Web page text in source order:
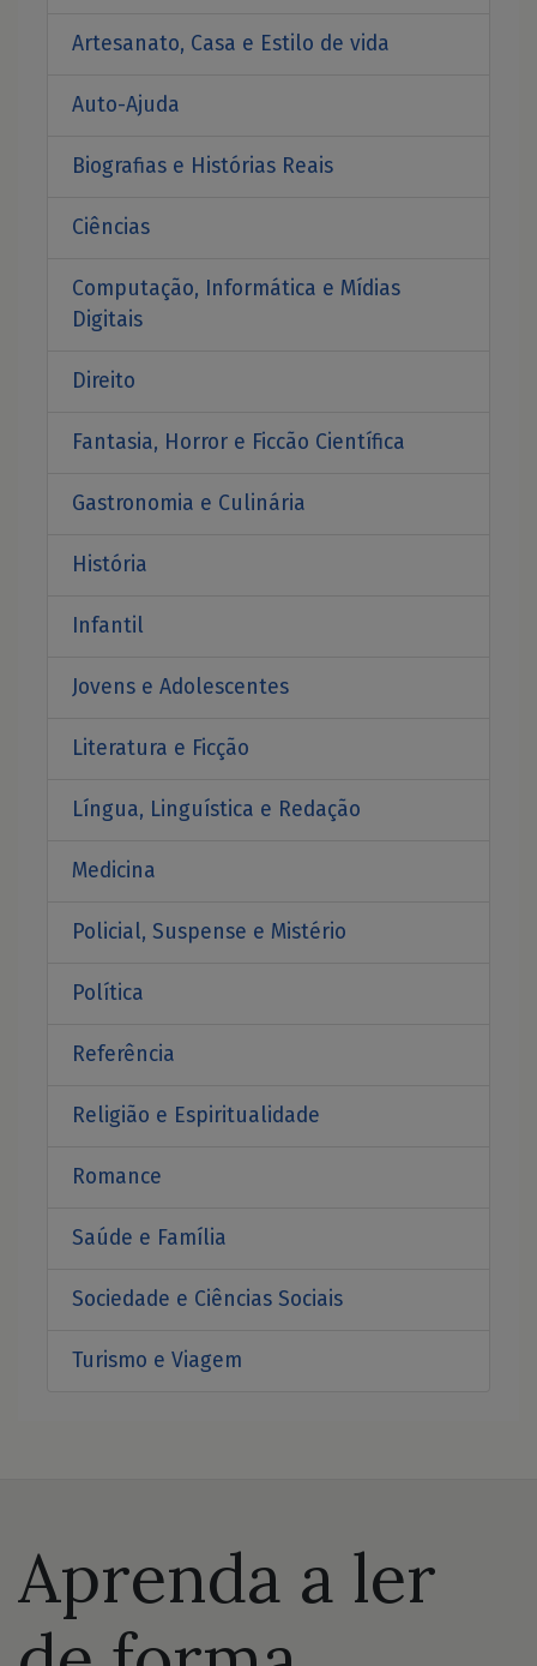
Artesanato, Casa e Estilo de vida
Auto-Ajuda
Biografias e Histórias Reais
Ciências
Computação, Informática e Mídias
Digitais
Direito
Fantasia, Horror e Ficcão Científica
Gastronomia e Culinária
História
Infantil
Jovens e Adolescentes
Literatura e Ficção
Língua, Linguística e Redação
Medicina
Policial, Suspense e Mistério
Política
Referência
Religião e Espiritualidade
Romance
Saúde e Família
Sociedade e Ciências Sociais
Turismo e Viagem
Aprenda a ler